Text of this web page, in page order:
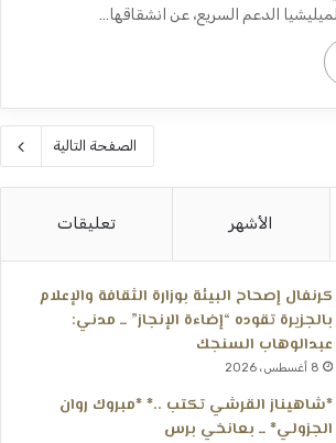
الدعم السريع، عن انشقاقها…
الصفحة التالية
الأشهر تعليقات
كرنفال إصحاح البيئة بوزارة الثقافة والإعلام
بالجزيرة تقوده “إضاءة الإنجاز” ــ مدني:
عبدالوهاب السنجك
8 أغسطس، 2026
*شاهيناز القرشي تكتب ..* *مبروك روان
الجزولي* ــ بعانخي برس